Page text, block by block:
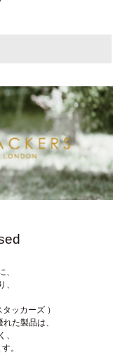
、
、
ッカーズ ）
た製品は、
、
。